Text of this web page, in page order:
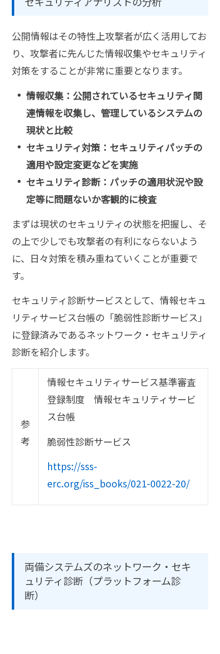
公開情報はその特性上攻撃者が広く活用してお
り、攻撃者に先んじた情報収集やセキュリティ
対策をすることが非常に重要となります。
情報収集：公開されているセキュリティ関
連情報を収集し、管理しているシステムの
現状と比較
セキュリティ対策：セキュリティパッチの
適用や設定変更などを実施
セキュリティ診断：パッチの適用状況や設
定等に問題ないか客観的に検査
まずは現状のセキュリティの状態を把握し、そ
の上で少しでも攻撃者の有利にならないよう
に、日々対策を積み重ねていくことが重要で
す。
セキュリティ診断サービスとして、情報セキュ
リティサービス台帳の「脆弱性診断サービス」
に登録済みであるネットワーク・セキュリティ
診断を紹介します。
参
考
情報セキュリティサービス基準審査
登録制度 情報セキュリティサービ
ス台帳
脆弱性診断サービス
https://sss-
erc.org/iss_books/021-0022-20/
両備システムズのネットワーク・セキ
ュリティ診断（プラットフォーム診
断）